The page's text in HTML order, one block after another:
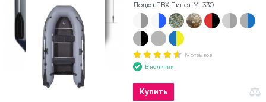
Лодка ПВХ Пилот М-330
19 отзывов
В наличии
Купить